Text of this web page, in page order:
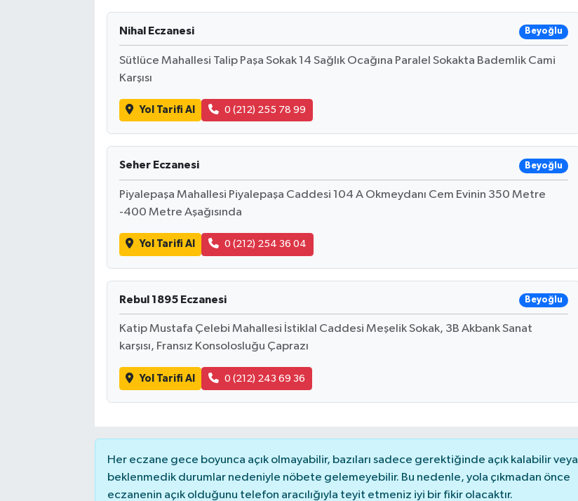
Nihal Eczanesi Beyoğlu
Sütlüce Mahallesi Talip Paşa Sokak 14 Sağlık Ocağına Paralel Sokakta Bademlik Cami
Karşısı
Yol Tarifi Al 0 (212) 255 78 99
Seher Eczanesi Beyoğlu
Piyalepaşa Mahallesi Piyalepaşa Caddesi 104 A Okmeydanı Cem Evinin 350 Metre
-400 Metre Aşağısında
Yol Tarifi Al 0 (212) 254 36 04
Rebul 1895 Eczanesi Beyoğlu
Katip Mustafa Çelebi Mahallesi İstiklal Caddesi Meşelik Sokak, 3B Akbank Sanat
karşısı, Fransız Konsolosluğu Çaprazı
Yol Tarifi Al 0 (212) 243 69 36
Her eczane gece boyunca açık olmayabilir, bazıları sadece gerektiğinde açık kalabilir veya
beklenmedik durumlar nedeniyle nöbete gelemeyebilir. Bu nedenle, yola çıkmadan önce
eczanenin açık olduğunu telefon aracılığıyla teyit etmeniz iyi bir fikir olacaktır.